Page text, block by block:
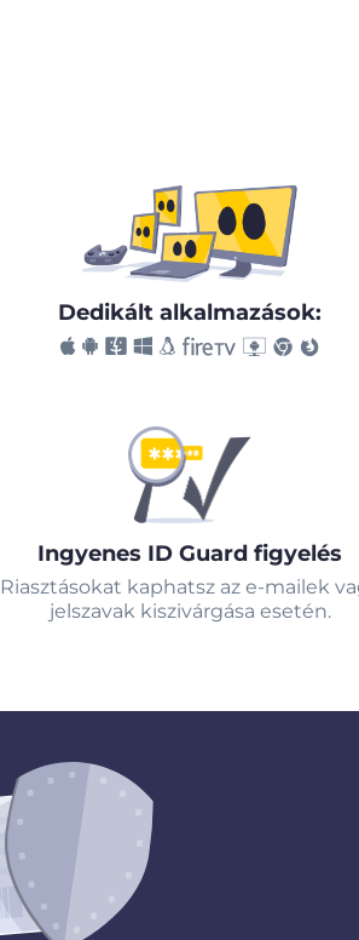
Dedikált alkalmazások:
Ingyenes ID Guard figyelés
Riasztásokat kaphatsz az e-mailek
jelszavak kiszivárgása esetén.